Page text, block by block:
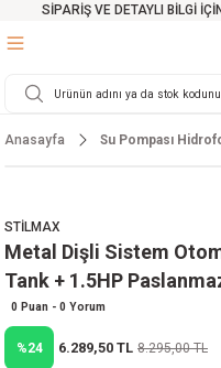
SİPARİŞ VE DETAYLI BİLGİ
Testereler
Makinesi
Cihazları
Mikser
ve Arabalar
Malzemeleri
Anasayfa Su Pompası
STİLMAX
Metal Dişli Sistem
Tank + 1.5HP
0 Puan - 0 Yorum
%24 6.289,50 TL 8.295,00 TL